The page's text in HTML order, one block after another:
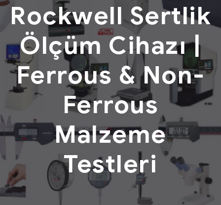
Rockwell Sertlik
Ölçüm Cihazı |
Ferrous & Non-
Ferrous
Malzeme
Testleri